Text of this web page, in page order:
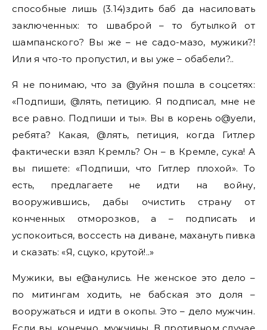
способные лишь (3.14)здить баб да насиловать
заключенных: то шваброй – то бутылкой от
шампанского? Вы же – не садо-мазо, мужики?!
Или я что-то пропустил, и вы уже – обабели?..
Я не понимаю, что за @уйня пошла в соцсетях:
«Подпиши, @лять, петицию. Я подписал, мне не
все равно. Подпиши и ты». Вы в корень о@уели,
ребята? Какая, @лять, петиция, когда Гитлер
фактически взял Кремль? Он – в Кремле, сука! А
вы пишете: «Подпиши, что Гитлер плохой». То
есть, предлагаете не идти на войну,
вооружившись, дабы очистить страну от
конченных отморозков, а – подписать и
успокоиться, воссесть на диване, махануть пивка
и сказать: «Я, сцуко, крутой!..»
Мужики, вы е@анулись. Не женское это дело –
по митингам ходить, не бабская это доля –
вооружаться и идти в окопы. Это – дело мужчин.